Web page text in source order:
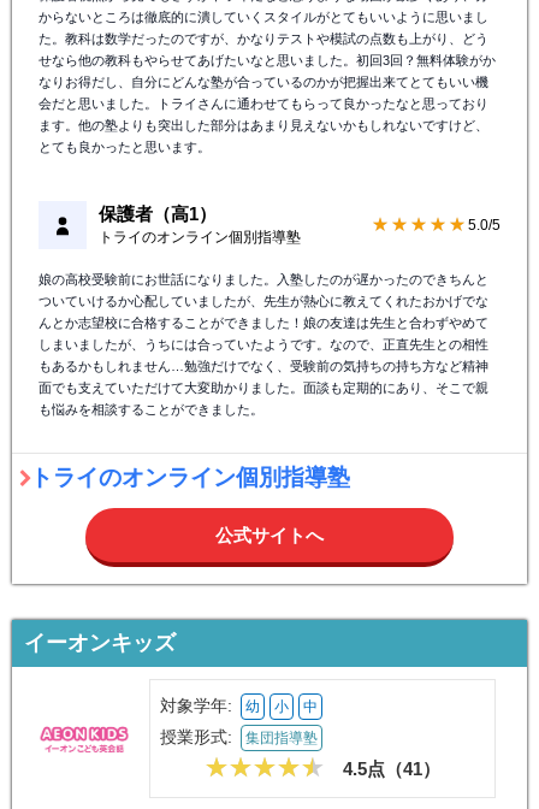
からないところは徹底的に潰していくスタイルがとてもいいように思いまし
た。教科は数学だったのですが、かなりテストや模試の点数も上がり、どう
せなら他の教科もやらせてあげたいなと思いました。初回3回？無料体験がか
なりお得だし、自分にどんな塾が合っているのかが把握出来てとてもいい機
会だと思いました。トライさんに通わせてもらって良かったなと思っており
ます。他の塾よりも突出した部分はあまり見えないかもしれないですけど、
とても良かったと思います。
保護者（高1）
トライのオンライン個別指導塾
★★★★★ 5.0/5
娘の高校受験前にお世話になりました。入塾したのが遅かったのできちんと
ついていけるか心配していましたが、先生が熱心に教えてくれたおかげでな
んとか志望校に合格することができました！娘の友達は先生と合わずやめて
しまいましたが、うちには合っていたようです。なので、正直先生との相性
もあるかもしれません…勉強だけでなく、受験前の気持ちの持ち方など精神
面でも支えていただけて大変助かりました。面談も定期的にあり、そこで親
も悩みを相談することができました。
トライのオンライン個別指導塾
公式サイトへ
イーオンキッズ
対象学年: 幼 小 中
授業形式: 集団指導塾
4.5点（41 ）